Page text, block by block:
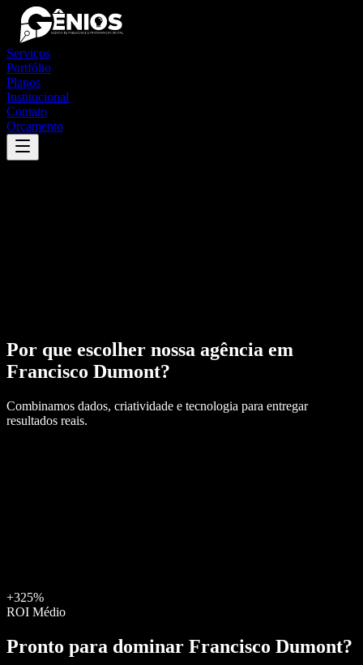
Serviços
Portfólio
Planos
Institucional
Contato
Orçamento
Por que escolher nossa agência em
Francisco Dumont?
Combinamos dados, criatividade e tecnologia para entregar
resultados reais.
+325%
ROI Médio
Pronto para dominar Francisco Dumont?